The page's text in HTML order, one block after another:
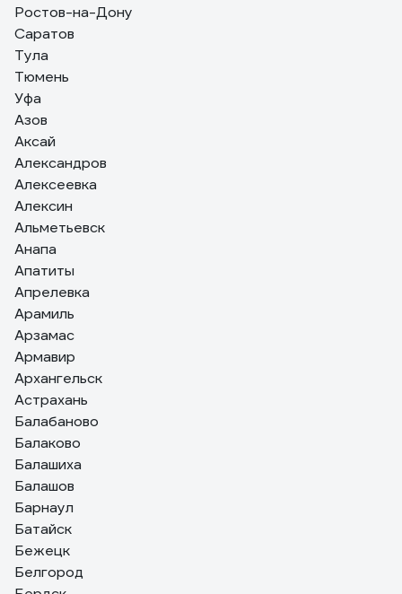
Ростов-на-Дону
Саратов
Тула
Тюмень
Уфа
Азов
Аксай
Александров
Алексеевка
Алексин
Альметьевск
Анапа
Апатиты
Апрелевка
Арамиль
Арзамас
Армавир
Архангельск
Астрахань
Балабаново
Балаково
Балашиха
Балашов
Барнаул
Батайск
Бежецк
Белгород